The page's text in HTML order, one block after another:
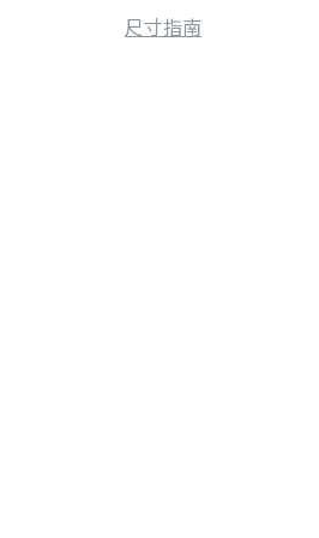
尺寸指南